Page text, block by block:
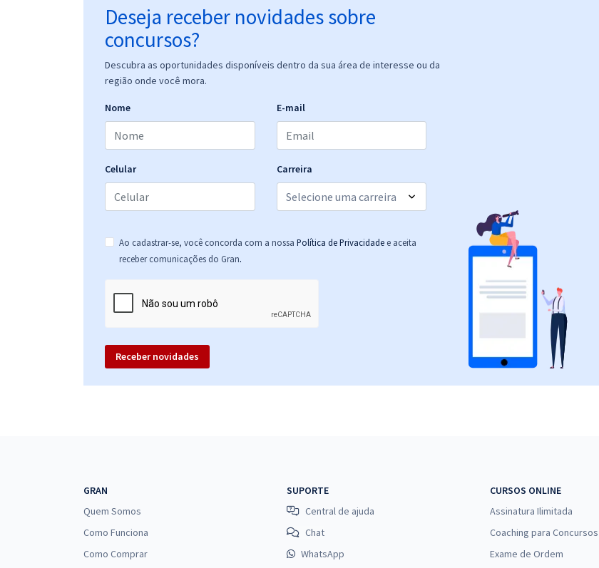
Deseja receber novidades sobre
concursos?
Descubra as oportunidades disponíveis dentro da sua área de interesse ou da
região onde você mora.
Nome E-mail
Celular Carreira
Ao cadastrar-se, você concorda com a nossa Política de Privacidade e aceita
receber comunicações do Gran.
Receber novidades
GRAN
Quem Somos
Como Funciona
Como Comprar
SUPORTE
Central de ajuda
Chat
WhatsApp
CURSOS ONLINE
Assinatura Ilimitada
Coaching para Concursos
Exame de Ordem